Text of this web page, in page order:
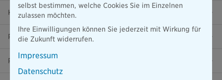
Karriere
Presse
Ratgeber
selbst bestimmen, welche Cookies Sie im Einzelnen
zulassen möchten.
Ihre Einwilligungen können Sie jederzeit mit Wirkung für
die Zukunft widerrufen.
Impressum
Datenschutz